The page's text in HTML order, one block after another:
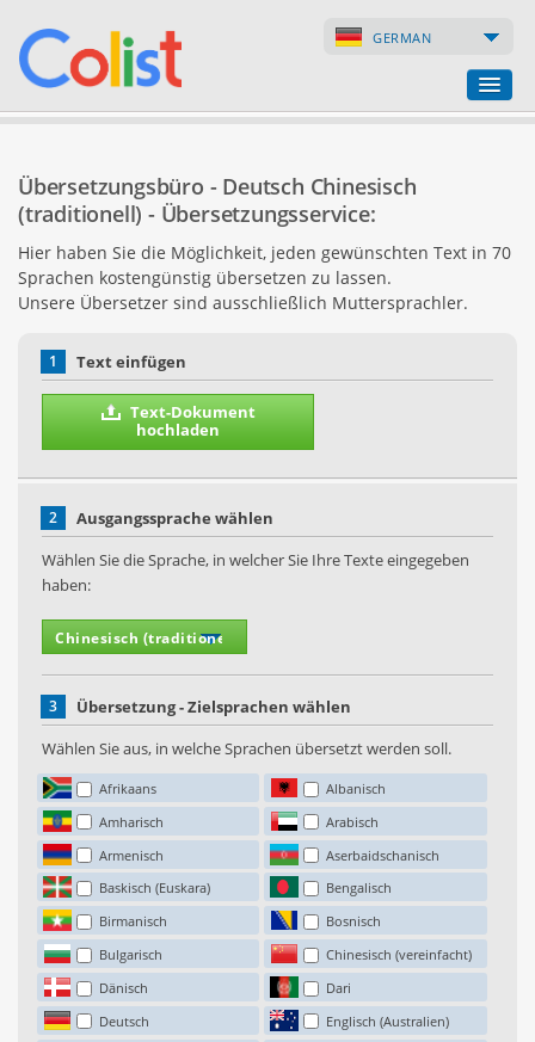
GERMAN
Firmenverzeichnis
Webseiten
Internet-Shops
Übersetzungsbüro - Deutsch Chinesisch
(traditionell) - Übersetzungsservice:
Hier haben Sie die Möglichkeit, jeden gewünschten Text in 70
Sprachen kostengünstig übersetzen zu lassen.
Unsere Übersetzer sind ausschließlich Muttersprachler.
1 Text einfügen
Text-Dokument
hochladen
2
Ausgangssprache wählen
Wählen Sie die Sprache, in welcher Sie Ihre Texte eingegeben
haben:
3
Übersetzung - Zielsprachen wählen
Wählen Sie aus, in welche Sprachen übersetzt werden soll.
Afrikaans
Albanisch
Amharisch
Arabisch
Armenisch
Aserbaidschanisch
Baskisch (Euskara)
Bengalisch
Birmanisch
Bosnisch
Bulgarisch
Chinesisch (vereinfacht)
Dänisch
Dari
Deutsch
Englisch (Australien)